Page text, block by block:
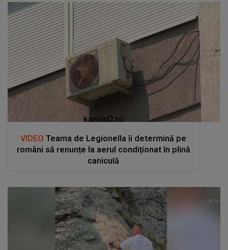
kanald2.ro
VIDEO Teama de Legionella îi determină pe
români să renunțe la aerul condiționat în plină
caniculă